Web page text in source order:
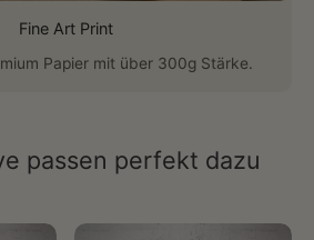
Fine Art Print
Papier mit über 300g Stärke.
passen perfekt dazu